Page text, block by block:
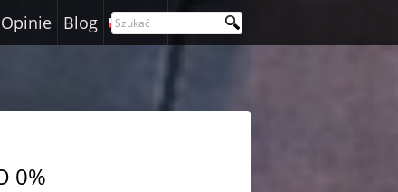
Opinie Blog Polski
0%